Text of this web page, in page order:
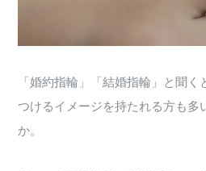
「婚約指輪」「結婚指輪」と聞
つけるイメージを持たれる方も多
か。